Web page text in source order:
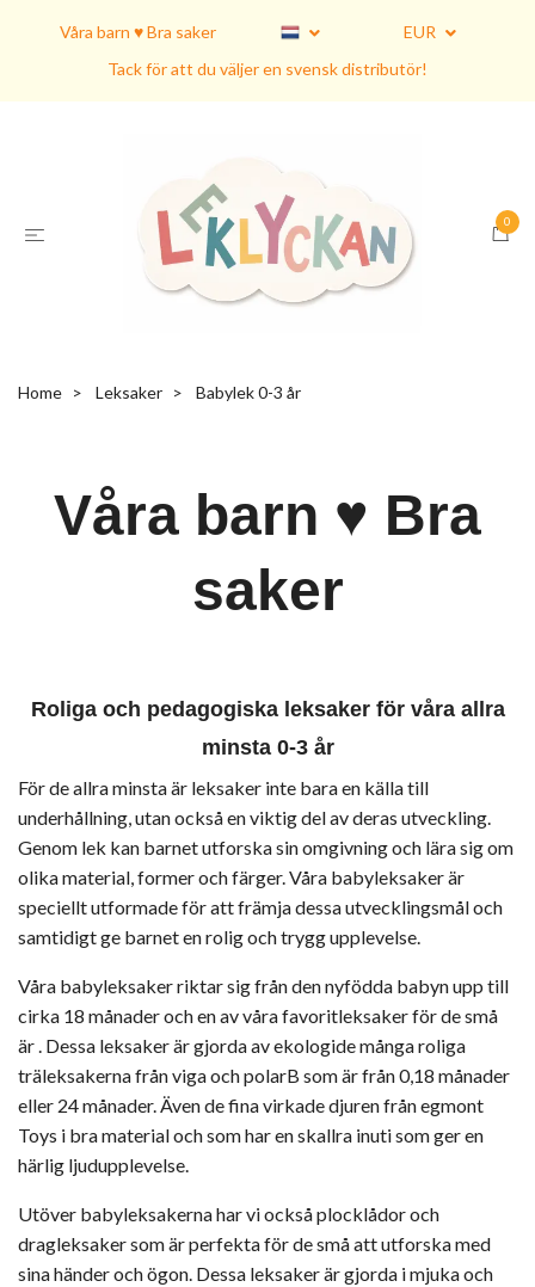
Våra barn ♥ Bra saker
EUR
Tack för att du väljer en svensk distributör!
0
Home Leksaker Babylek 0-3 år
Våra barn ♥ Bra
saker
Roliga och pedagogiska leksaker för våra allra
minsta 0-3 år
För de allra minsta är leksaker inte bara en källa till
underhållning, utan också en viktig del av deras utveckling.
Genom lek kan barnet utforska sin omgivning och lära sig om
olika material, former och färger. Våra babyleksaker är
speciellt utformade för att främja dessa utvecklingsmål och
samtidigt ge barnet en rolig och trygg upplevelse.
Våra babyleksaker riktar sig från den nyfödda babyn upp till
cirka 18 månader och en av våra favoritleksaker för de små
är . Dessa leksaker är gjorda av ekologide många roliga
träleksakerna från viga och polarB som är från 0,18 månader
eller 24 månader. Även de fina virkade djuren från egmont
Toys i bra material och som har en skallra inuti som ger en
härlig ljudupplevelse.
Utöver babyleksakerna har vi också plocklådor och
dragleksaker som är perfekta för de små att utforska med
sina händer och ögon. Dessa leksaker är gjorda i mjuka och